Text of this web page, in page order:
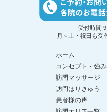
受付時間
月～土・祝日も受
ホーム
コンセプト・強み
訪問マッサージ
訪問はりきゅう
患者様の声